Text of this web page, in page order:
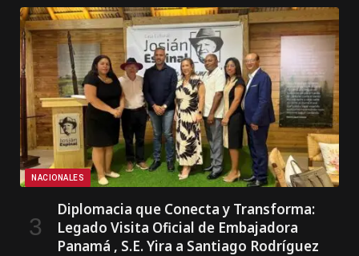
NACIONALES
Diplomacia que Conecta y Transforma:
Legado Visita Oficial de Embajadora
Panamá , S.E. Yira a Santiago Rodríguez